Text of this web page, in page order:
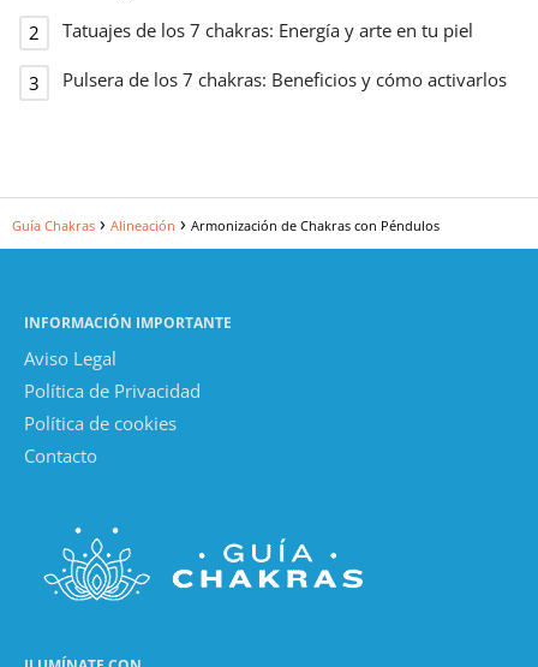
Tatuajes de los 7 chakras: Energía y arte en tu piel
Pulsera de los 7 chakras: Beneficios y cómo activarlos
Guía Chakras Alineación Armonización de Chakras con Péndulos
INFORMACIÓN IMPORTANTE
Aviso Legal
Política de Privacidad
Política de cookies
Contacto